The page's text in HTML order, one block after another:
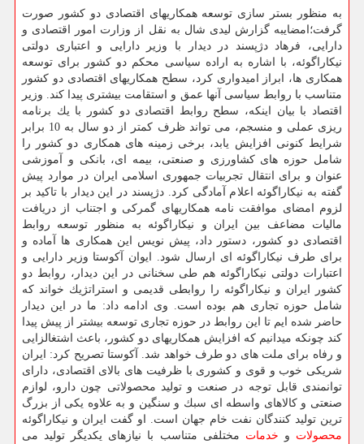
به منظور بستر سازی توسعه همكاریهای اقتصادی دو كشور صورت
گرفت؛امضایبه گزارش لیدی شال به نقل از وزارت امور اقتصادی و
دارایی، فرهاد دژپسند در دیدار با وزیر دارایی و اعتباری دولتی
نیكاراگوئه، با اشاره به اراده سیاسی محكم دو كشور برای توسعه
همكاری ها، ابراز امیدواری كرد، سطح همكاریهای اقتصادی دو كشور
متناسب با روابط سیاسی آنها عمق و استقامت بیشتری پیدا كند. وزیر
اقتصاد با بیان اینكه، سطح روابط اقتصادی دو كشور با یك برنامه
ریزی عملی و منسجم، می تواند ظرف كمتر از دو سال به 10 برابر
شرایط كنونی افزایش یابد، برخی زمینه های همكاری دو كشور را
شامل حوزه های كشاورزی و صنعتی، بیمه ای، بانكی و آموزشی
عنوان و برای انتقال تجربیات جمهوری اسلامی ایران در موارد پیش
گفته به نیكاراگوئه اعلام آمادگی كرد. دژپسند در این دیدار با تاكید بر
لزوم امضای موافقت نامه همكاریهای گمركی و اجتناب از دریافت
مالیات مضاعف بین ایران و نیكاراگوئه به منظور توسعه روابط
اقتصادی دو كشور، دستور داد، پیش نویس این همكاری ها آماده و
برای طرف نیكاراگوئه ای ارسال شود. ایوان آكوستا وزیر دارایی و
اعتبارات دولتی نیكاراگوئه هم طی سخنانی در این دیدار، روابط دو
كشور ایران و نیكاراگوئه را روابطی قدیمی و استراتژیك خواند كه
شامل حوزه تجاری هم بوده است. وی ادامه داد: ما در این دیدار
حاضر شده ایم تا این روابط در حوزه تجاری توسعه بیشتر از پیش پیدا
كند چونكه میدانیم كه افزایش همكاریهای دو كشور، باعث اشتغالزایی
و رفاه برای ملت های دو طرف خواهد شد. آكوستا تصریح كرد: ایران
شریكی خوب و قوی و كشوری با ظرفیت های بالای اقتصادی، دارای
توانمندی قابل توجه در صنعت و تولید محصولاتی چون دارو، لوازم
صنعتی و كالاهای واسطه ای سبك و سنگین و به علاوه یكی از بزرگ
ترین تولید كنندگان نفت خام جهان است. او گفت ایران و نیكاراگوئه
محصولات و خدمات مختلفی متناسب با نیازهای یكدیگر تولید می